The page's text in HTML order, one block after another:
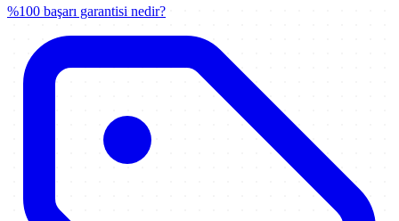
%100 başarı garantisi nedir?